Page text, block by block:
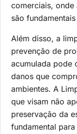
comerciais, onde
são
Além disso, a
prevenção de
acumulada pode
danos que
ambientes. A
que visam não
preservação da
fundamental